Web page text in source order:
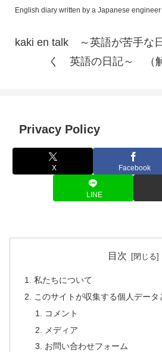
English diary written by a Japanese
kaki en talk ～英語が苦手な
く 英語の日記～ （解
Privacy Policy
X Facebook
LINE
目次
私たちについて
このサイトが収集する個人データ
コメント
メディア
お問い合わせフォーム